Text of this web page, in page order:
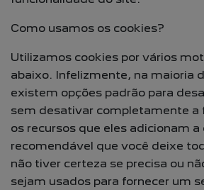
Como usamos os cookies?
Utilizamos cookies por vários
abaixo. Infelizmente, na maioria
existem opções padrão para
sem desativar completamente a
os recursos que eles adicionam a
recomendável que você deixe
não tiver certeza se precisa ou
sejam usados para fornecer um